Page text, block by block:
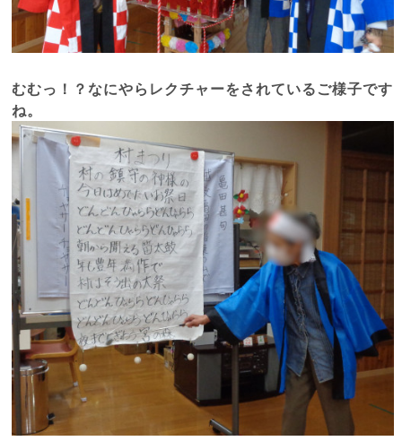
むむっ！？なにやらレクチャーをされているご様子です
ね。